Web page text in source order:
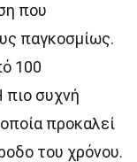
που
παγκοσμίως.
100
πιο συχνή
προκαλεί
του χρόνου.